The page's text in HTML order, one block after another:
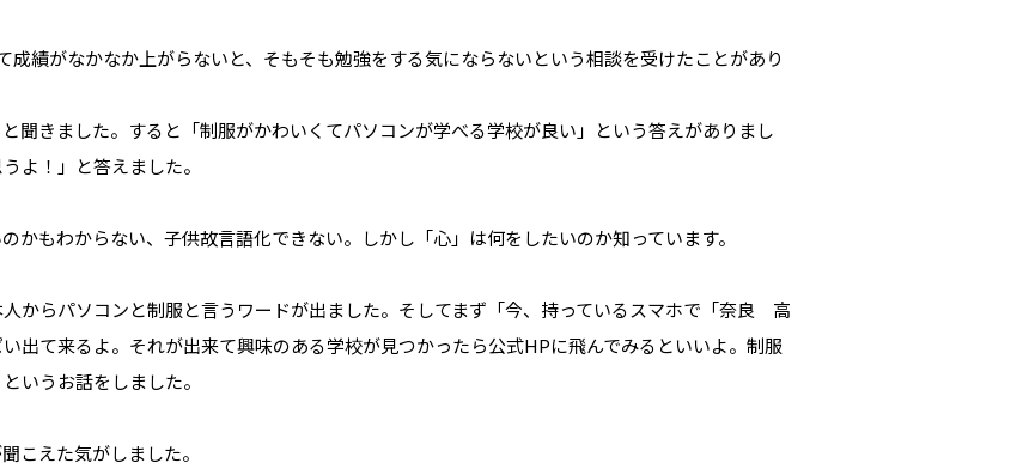
績がなかなか上がらないと、そもそも勉強をする気にならないという相談を受けたことがあり
聞きました。すると「制服がかわいくてパソコンが学べる学校が良い」という答えがありまし
よ！」と答えました。
かもわからない、子供故言語化できない。しかし「心」は何をしたいのか知っています。
からパソコンと制服と言うワードが出ました。そしてまず「今、持っているスマホで「奈良 高
て来るよ。それが出来て興味のある学校が見つかったら公式HPに飛んでみるといいよ。制服
いうお話をしました。
こえた気がしました。